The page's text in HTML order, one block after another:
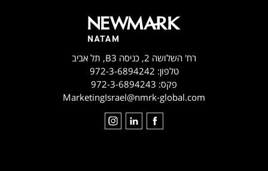
רח' השלושה 2, כניסה B3, תל אביב
טלפון: 972-3-6894242
פקס: 972-3-6894243
MarketingIsrael@nmrk-global.com